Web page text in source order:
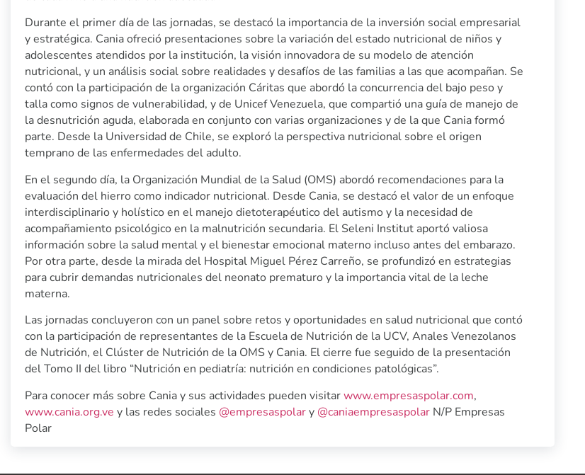
Durante el primer día de las jornadas, se destacó la importancia de la inversión social empresarial
y estratégica. Cania ofreció presentaciones sobre la variación del estado nutricional de niños y
adolescentes atendidos por la institución, la visión innovadora de su modelo de atención
nutricional, y un análisis social sobre realidades y desafíos de las familias a las que acompañan. Se
contó con la participación de la organización Cáritas que abordó la concurrencia del bajo peso y
talla como signos de vulnerabilidad, y de Unicef Venezuela, que compartió una guía de manejo de
la desnutrición aguda, elaborada en conjunto con varias organizaciones y de la que Cania formó
parte. Desde la Universidad de Chile, se exploró la perspectiva nutricional sobre el origen
temprano de las enfermedades del adulto.
En el segundo día, la Organización Mundial de la Salud (OMS) abordó recomendaciones para la
evaluación del hierro como indicador nutricional. Desde Cania, se destacó el valor de un enfoque
interdisciplinario y holístico en el manejo dietoterapéutico del autismo y la necesidad de
acompañamiento psicológico en la malnutrición secundaria. El Seleni Institut aportó valiosa
información sobre la salud mental y el bienestar emocional materno incluso antes del embarazo.
Por otra parte, desde la mirada del Hospital Miguel Pérez Carreño, se profundizó en estrategias
para cubrir demandas nutricionales del neonato prematuro y la importancia vital de la leche
materna.
Las jornadas concluyeron con un panel sobre retos y oportunidades en salud nutricional que contó
con la participación de representantes de la Escuela de Nutrición de la UCV, Anales Venezolanos
de Nutrición, el Clúster de Nutrición de la OMS y Cania. El cierre fue seguido de la presentación
del Tomo II del libro “Nutrición en pediatría: nutrición en condiciones patológicas”.
Para conocer más sobre Cania y sus actividades pueden visitarwww.empresaspolar.com,
www.cania.org.ve y las redes sociales @empresaspolary @caniaempresaspolar N/P Empresas
Polar